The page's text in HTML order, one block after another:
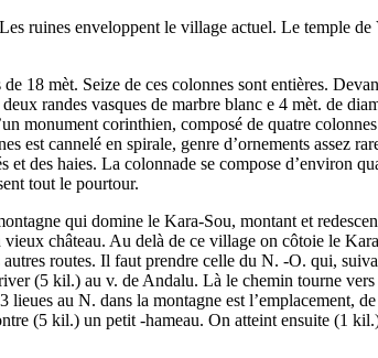
ruines enveloppent le village actuel. Le temple
18 mèt. Seize de ces colonnes sont entières.
randes vasques de marbre blanc e 4 mèt. de
monument corinthien, composé de quatre
est cannelé en spirale, genre d’ornements assez
des haies. La colonnade se compose d’environ
tout le pourtour.
qui domine le Kara-Sou, montant et
château. Au delà de ce village on côtoie le
routes. Il faut prendre celle du N. -O. qui,
(5 kil.) au v. de Andalu. Là le chemin tourne
au N. dans la montagne est l’emplacement,
(5 kil.) un petit -hameau. On atteint ensuite (1